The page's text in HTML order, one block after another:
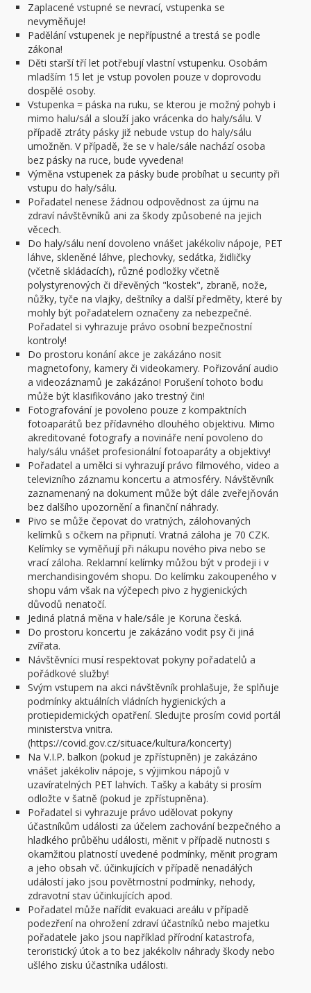
Zaplacené vstupné se nevrací, vstupenka se
nevyměňuje!
Padělání vstupenek je nepřípustné a trestá se podle
zákona!
Děti starší tří let potřebují vlastní vstupenku. Osobám
mladším 15 let je vstup povolen pouze v doprovodu
dospělé osoby.
Vstupenka = páska na ruku, se kterou je možný pohyb i
mimo halu/sál a slouží jako vrácenka do haly/sálu. V
případě ztráty pásky již nebude vstup do haly/sálu
umožněn. V případě, že se v hale/sále nachází osoba
bez pásky na ruce, bude vyvedena!
Výměna vstupenek za pásky bude probíhat u security při
vstupu do haly/sálu.
Pořadatel nenese žádnou odpovědnost za újmu na
zdraví návštěvníků ani za škody způsobené na jejich
věcech.
Do haly/sálu není dovoleno vnášet jakékoliv nápoje, PET
láhve, skleněné láhve, plechovky, sedátka, židličky
(včetně skládacích), různé podložky včetně
polystyrenových či dřevěných "kostek", zbraně, nože,
nůžky, tyče na vlajky, deštníky a další předměty, které by
mohly být pořadatelem označeny za nebezpečné.
Pořadatel si vyhrazuje právo osobní bezpečnostní
kontroly!
Do prostoru konání akce je zakázáno nosit
magnetofony, kamery či videokamery. Pořizování audio
a videozáznamů je zakázáno! Porušení tohoto bodu
může být klasifikováno jako trestný čin!
Fotografování je povoleno pouze z kompaktních
fotoaparátů bez přídavného dlouhého objektivu. Mimo
akreditované fotografy a novináře není povoleno do
haly/sálu vnášet profesionální fotoaparáty a objektivy!
Pořadatel a umělci si vyhrazují právo filmového, video a
televizního záznamu koncertu a atmosféry. Návštěvník
zaznamenaný na dokument může být dále zveřejňován
bez dalšího upozornění a finanční náhrady.
Pivo se může čepovat do vratných, zálohovaných
kelímků s očkem na připnutí. Vratná záloha je 70 CZK.
Kelímky se vyměňují při nákupu nového piva nebo se
vrací záloha. Reklamní kelímky můžou být v prodeji i v
merchandisingovém shopu. Do kelímku zakoupeného v
shopu vám však na výčepech pivo z hygienických
důvodů nenatočí.
Jediná platná měna v hale/sále je Koruna česká.
Do prostoru koncertu je zakázáno vodit psy či jiná
zvířata.
Návštěvníci musí respektovat pokyny pořadatelů a
pořádkové služby!
Svým vstupem na akci návštěvník prohlašuje, že splňuje
podmínky aktuálních vládních hygienických a
protiepidemických opatření. Sledujte prosím covid portál
ministerstva vnitra.
(https://covid.gov.cz/situace/kultura/koncerty)
Na V.I.P. balkon (pokud je zpřístupněn) je zakázáno
vnášet jakékoliv nápoje, s výjimkou nápojů v
uzavíratelných PET lahvích. Tašky a kabáty si prosím
odložte v šatně (pokud je zpřístupněna).
Pořadatel si vyhrazuje právo udělovat pokyny
účastníkům události za účelem zachování bezpečného a
hladkého průběhu události, měnit v případě nutnosti s
okamžitou platností uvedené podmínky, měnit program
a jeho obsah vč. účinkujících v případě nenadálých
událostí jako jsou povětrnostní podmínky, nehody,
zdravotní stav účinkujících apod.
Pořadatel může nařídit evakuaci areálu v případě
podezření na ohrožení zdraví účastníků nebo majetku
pořadatele jako jsou například přírodní katastrofa,
teroristický útok a to bez jakékoliv náhrady škody nebo
ušlého zisku účastníka události.